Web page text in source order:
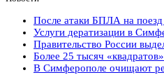
После атаки БПЛА на
Услуги дератизации в
Правительство России
Более 25 тысяч
В Симферополе очищают